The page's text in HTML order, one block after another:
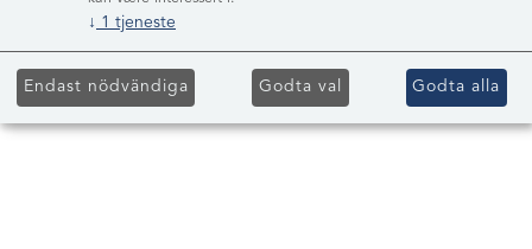
Gå vidare
↓ 1 tjeneste
Endast nödvändiga Godta val Godta alla